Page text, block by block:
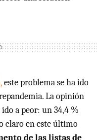
este problema se ha ido
La opinión
a peor: un 34,4 %
claro en este último
de las listas de